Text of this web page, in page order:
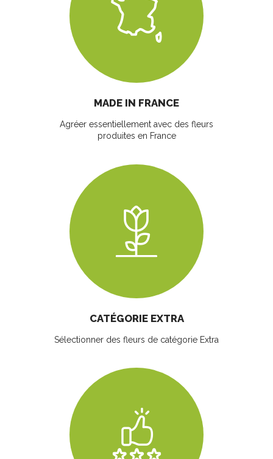
MADE IN FRANCE
Agréer essentiellement avec des fleurs
produites en France
CATÉGORIE EXTRA
Sélectionner des fleurs de catégorie Extra